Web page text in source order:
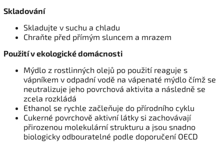
Skladování
Skladujte v suchu a chladu
Chraňte před přímým sluncem a mrazem
Použití v ekologické domácnosti
Mýdlo z rostlinných olejů po použití reaguje s
vápníkem v odpadní vodě na vápenaté mýdlo čímž se
neutralizuje jeho povrchová aktivita a následně se
zcela rozkládá
Ethanol se rychle začleňuje do přírodního cyklu
Cukerné povrchově aktivní látky si zachovávají
přirozenou molekulární strukturu a jsou snadno
biologicky odbouratelné podle doporučení OECD